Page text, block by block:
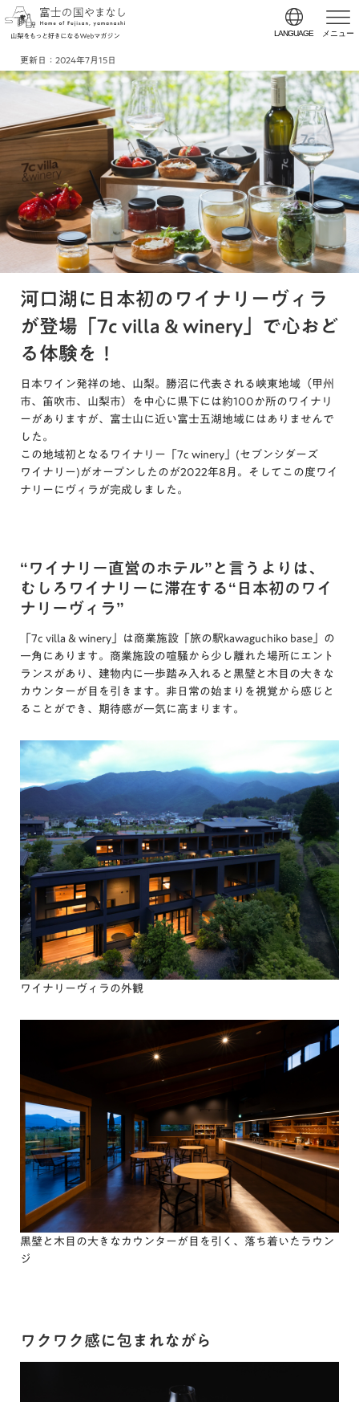
LANGUAGE メニュー
更新日： 2024年7月15日
河口湖に日本初のワイナリーヴィラ
が登場「7c villa & winery」で心おど
る体験を！
日本ワイン発祥の地、山梨。勝沼に代表される峡東地域（甲州
市、笛吹市、山梨市）を中心に県下には約100か所のワイナリ
ーがありますが、富士山に近い富士五湖地域にはありませんで
した。
この地域初となるワイナリー「7c winery」(セブンシダーズ
ワイナリー)がオープンしたのが2022年8月。そしてこの度ワイ
ナリーにヴィラが完成しました。
“ワイナリー直営のホテル”と言うよりは、
むしろワイナリーに滞在する“日本初のワイ
ナリーヴィラ”
「7c villa & winery」は商業施設「旅の駅kawaguchiko base」の
一角にあります。商業施設の喧騒から少し離れた場所にエント
ランスがあり、建物内に一歩踏み入れると黒壁と木目の大きな
カウンターが目を引きます。非日常の始まりを視覚から感じと
ることができ、期待感が一気に高まります。
ワイナリーヴィラの外観
黒壁と木目の大きなカウンターが目を引く、落ち着いたラウン
ジ
ワクワク感に包まれながら